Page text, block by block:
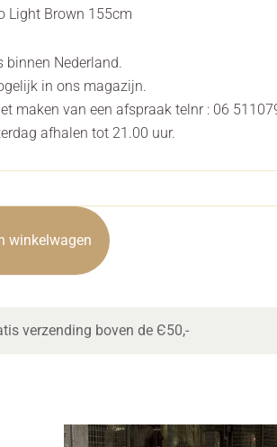
Light Brown 155cm
binnen Nederland.
in ons magazijn.
maken van een afspraak telnr : 06
afhalen tot 21.00 uur.
winkelwagen
verzending boven de Є50,-